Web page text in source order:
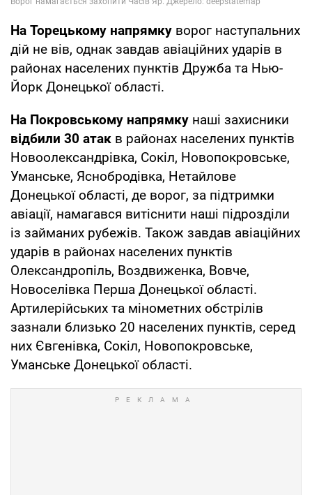
На Торецькому напрямку ворог наступальних
дій не вів, однак завдав авіаційних ударів в
районах населених пунктів Дружба та Нью-
Йорк Донецької області.
На Покровському напрямку наші захисники
відбили 30 атак в районах населених пунктів
Новоолександрівка, Сокіл, Новопокровське,
Уманське, Яснобродівка, Нетайлове
Донецької області, де ворог, за підтримки
авіації, намагався витіснити наші підрозділи
із займаних рубежів. Також завдав авіаційних
ударів в районах населених пунктів
Олександропіль, Воздвиженка, Вовче,
Новоселівка Перша Донецької області.
Артилерійських та мінометних обстрілів
зазнали близько 20 населених пунктів, серед
них Євгенівка, Сокіл, Новопокровське,
Уманське Донецької області.